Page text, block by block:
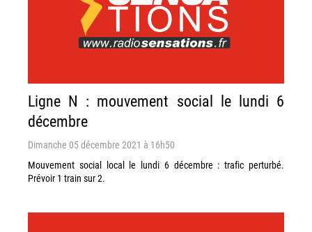
Ligne N : mouvement social le lundi 6
décembre
Dimanche 05 décembre 2021 à 16h50
Mouvement social local le lundi 6 décembre : trafic perturbé.
Prévoir 1 train sur 2.